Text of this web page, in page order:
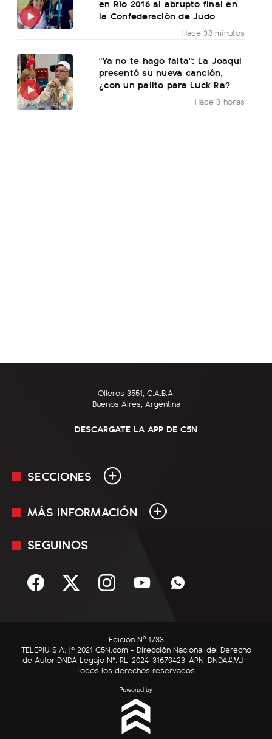
en Río 2016 al abrupto final en
la Confederación de Judo
Hace 38 minutos
"Ya no te hago falta": La Joaqui
presentó su nueva canción,
¿con un palito para Luck Ra?
Hace 8 horas
Olleros 3551, C.A.B.A.
Buenos Aires, Argentina
DESCARGATE LA APP DE C5N
SECCIONES
En Vivo
Sociedad
C5N Autos
RatingCero
MÁS INFORMACIÓN
Mediakit
Términos y condiciones
SEGUINOS
Edición Nº 1733
TELEPIU S.A. |© 2021 C5N.com - Dirección Nacional del Derecho
de Autor DNDA Legajo N°: RL-2024-31679423-APN-DNDA#MJ -
Todos los derechos reservados.